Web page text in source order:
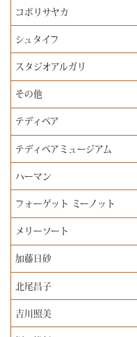
コボリサヤカ
シュタイフ
スタジオアルガリ
その他
テディベア
テディベアミュージアム
ハーマン
フォーゲット ミーノット
メリーソート
加藤日砂
北尾昌子
吉川照美